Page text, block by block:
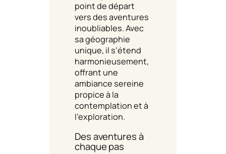
point de départ
vers des aventures
inoubliables. Avec
sa géographie
unique, il s’étend
harmonieusement,
offrant une
ambiance sereine
propice à la
contemplation et à
l’exploration.
Des aventures à
chaque pas